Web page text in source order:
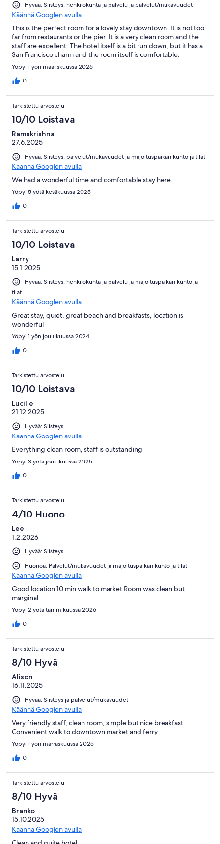
Hyvää: Siisteys, henkilökunta ja palvelu ja palvelut/mukavuudet
Käännä Googlen avulla
This is the perfect room for a lovely stay downtown. It is not too
far from restaurants or the pier. It is a very clean room and the
staff are excellent. The hotel itself is a bit run down, but it has a
San Francisco charm and the room itself is comfortable.
Yöpyi 1 yön maaliskuussa 2026
0
Tarkistettu arvostelu
10/10 Loistava
Ramakrishna
27.6.2025
Hyvää: Siisteys, palvelut/mukavuudet ja majoituspaikan kunto ja tilat
Käännä Googlen avulla
We had a wonderful time and comfortable stay here.
Yöpyi 5 yötä kesäkuussa 2025
0
Tarkistettu arvostelu
10/10 Loistava
Larry
15.1.2025
Hyvää: Siisteys, henkilökunta ja palvelu ja majoituspaikan kunto ja
tilat
Käännä Googlen avulla
Great stay, quiet, great beach and breakfasts, location is
wonderful
Yöpyi 1 yön joulukuussa 2024
0
Tarkistettu arvostelu
10/10 Loistava
Lucille
21.12.2025
Hyvää: Siisteys
Käännä Googlen avulla
Everything clean room, staff is outstanding
Yöpyi 3 yötä joulukuussa 2025
0
Tarkistettu arvostelu
4/10 Huono
Lee
1.2.2026
Hyvää: Siisteys
Huonoa: Palvelut/mukavuudet ja majoituspaikan kunto ja tilat
Käännä Googlen avulla
Good location 10 min walk to market Room was clean but
marginal
Yöpyi 2 yötä tammikuussa 2026
0
Tarkistettu arvostelu
8/10 Hyvä
Alison
16.11.2025
Hyvää: Siisteys ja palvelut/mukavuudet
Käännä Googlen avulla
Very friendly staff, clean room, simple but nice breakfast.
Convenient walk to downtown market and ferry.
Yöpyi 1 yön marraskuussa 2025
0
Tarkistettu arvostelu
8/10 Hyvä
Branko
15.10.2025
Käännä Googlen avulla